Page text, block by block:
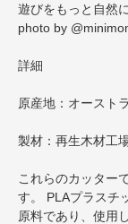
遊びをもっと自然に
photo by
詳細
原産地：オースト
製材：再生木材工
これらのカッター
す。 PLAプラスチ
原料であり、使用